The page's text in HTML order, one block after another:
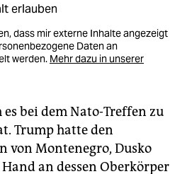
erlauben
dass mir externe Inhalte angezeigt
Daten an
werden. Mehr dazu in unserer
bei dem Nato-Treffen zu
Trump hatte den
von Montenegro, Dusko
an dessen Oberkörper